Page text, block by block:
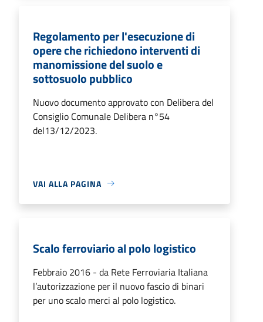
Regolamento per l'esecuzione di
opere che richiedono interventi di
manomissione del suolo e
sottosuolo pubblico
Nuovo documento approvato con Delibera del
Consiglio Comunale Delibera n°54
del13/12/2023.
VAI ALLA PAGINA
Scalo ferroviario al polo logistico
Febbraio 2016 - da Rete Ferroviaria Italiana
l’autorizzazione per il nuovo fascio di binari
per uno scalo merci al polo logistico.